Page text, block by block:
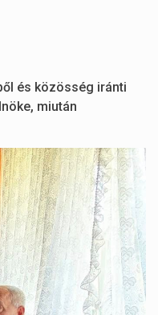
és közösség iránti
miután